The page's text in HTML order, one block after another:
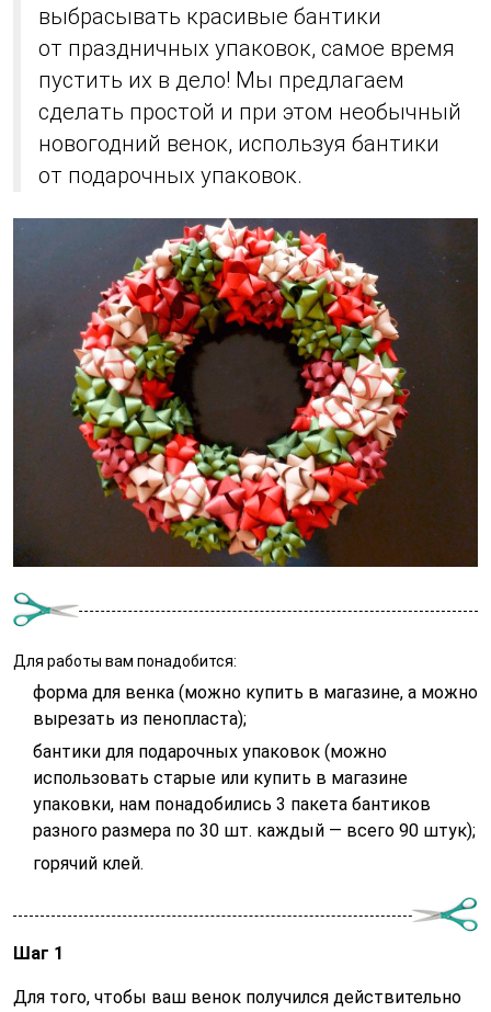
выбрасывать красивые бантики
от праздничных упаковок, самое время
пустить их в дело! Мы предлагаем
сделать простой и при этом необычный
новогодний венок, используя бантики
от подарочных упаковок.
Для работы вам понадобится:
форма для венка (можно купить в магазине, а можно
вырезать из пенопласта);
бантики для подарочных упаковок (можно
использовать старые или купить в магазине
упаковки, нам понадобились 3 пакета бантиков
разного размера по 30 шт. каждый — всего 90 штук);
горячий клей.
Шаг 1
Для того, чтобы ваш венок получился действительно